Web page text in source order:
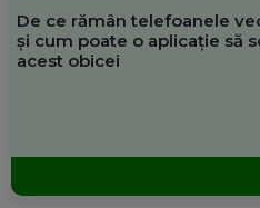
De ce rămân telefoanele
și cum poate o aplicație să
acest obicei